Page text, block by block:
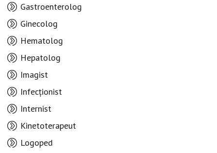
Gastroenterolog
Ginecolog
Hematolog
Hepatolog
Imagist
Infecționist
Internist
Kinetoterapeut
Logoped